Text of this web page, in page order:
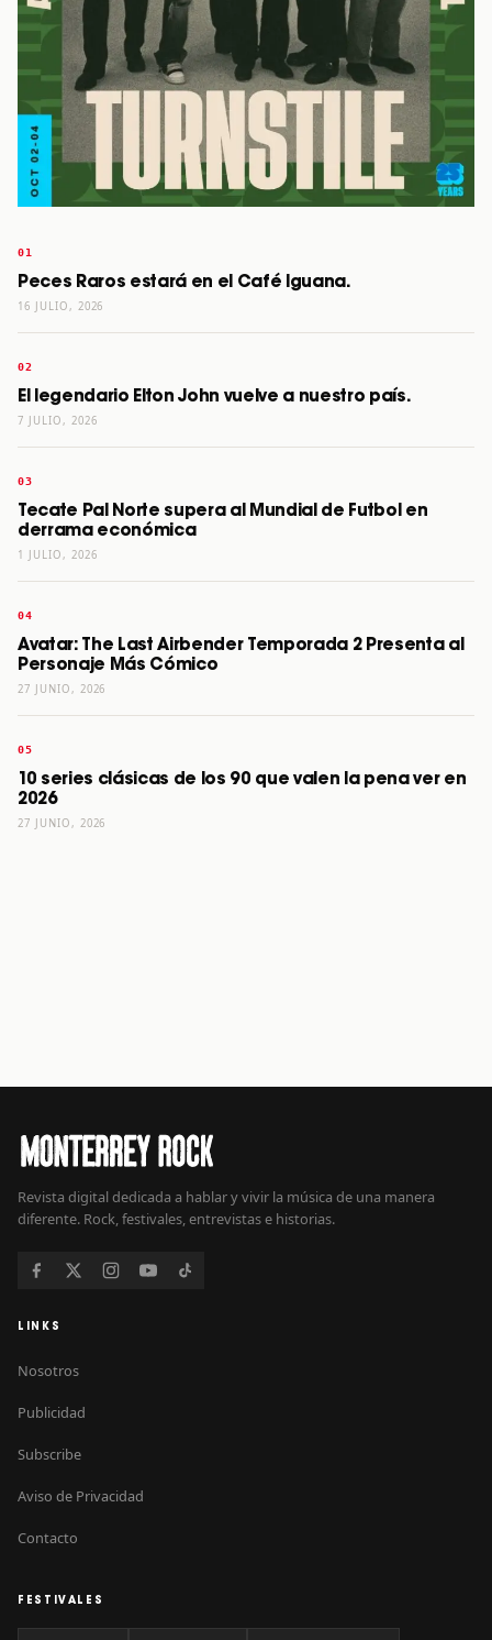
Peces Raros estará en el Café Iguana.
16 JULIO, 2026
El legendario Elton John vuelve a nuestro país.
7 JULIO, 2026
Tecate Pal Norte supera al Mundial de Futbol en
derrama económica
1 JULIO, 2026
Avatar: The Last Airbender Temporada 2 Presenta al
Personaje Más Cómico
27 JUNIO, 2026
10 series clásicas de los 90 que valen la pena ver en
2026
27 JUNIO, 2026
Revista digital dedicada a hablar y vivir la música de una manera
diferente. Rock, festivales, entrevistas e historias.
LINKS
Nosotros
Publicidad
Subscribe
Aviso de Privacidad
Contacto
FESTIVALES